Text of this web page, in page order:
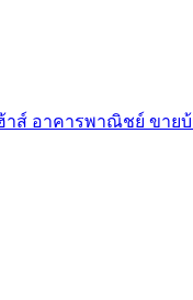
ส์ อาคารพาณิชย์ ขาย